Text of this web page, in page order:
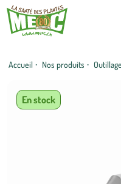
Accueil · Nos produits · Outillage
En stock